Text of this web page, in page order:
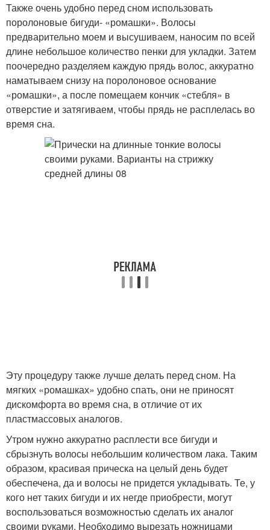
Также очень удобно перед сном использовать
поролоновые бигуди- «ромашки». Волосы
предварительно моем и высушиваем, наносим по всей
длине небольшое количество пенки для укладки. Затем
поочередно разделяем каждую прядь волос, аккуратно
наматываем снизу на поролоновое основание
«ромашки», а после помещаем кончик «стебля» в
отверстие и затягиваем, чтобы прядь не расплелась во
время сна.
Эту процедуру также лучше делать перед сном. На
мягких «ромашках» удобно спать, они не приносят
дискомфорта во время сна, в отличие от их
пластмассовых аналогов.
Утром нужно аккуратно расплести все бигуди и
сбрызнуть волосы небольшим количеством лака. Таким
образом, красивая прическа на целый день будет
обеспечена, да и волосы не придется укладывать. Те, у
кого нет таких бигуди и их негде приобрести, могут
воспользоваться возможностью сделать их аналог
своими руками. Необходимо вырезать ножницами